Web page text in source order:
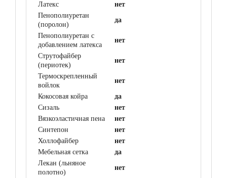
Латекс
нет
Пенополиуретан
(поролон)
да
Пенополиуретан с
добавлением латекса
нет
Струтофайбер
(периотек)
нет
Термоскрепленный
войлок
нет
Кокосовая койра
да
Сизаль
нет
Вязкоэластичная пена
нет
Синтепон
нет
Холлофайбер
нет
Мебельная сетка
да
Лекан (льняное
полотно)
нет